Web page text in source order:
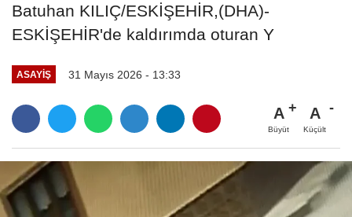
Batuhan KILIÇ/ESKİŞEHİR,(DHA)-
ESKİŞEHİR'de kaldırımda oturan Y
ASAYIŞ 31 Mayıs 2026 - 13:33
A
Büyüt
A
Küçült